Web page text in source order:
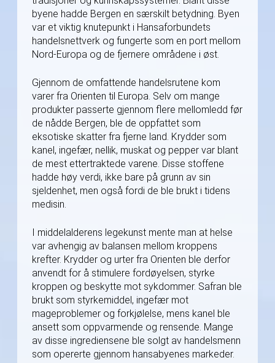
byene hadde Bergen en særskilt betydning. Byen
var et viktig knutepunkt i Hansaforbundets
handelsnettverk og fungerte som en port mellom
Nord-Europa og de fjernere områdene i øst.
Gjennom de omfattende handelsrutene kom
varer fra Orienten til Europa. Selv om mange
produkter passerte gjennom flere mellomledd før
de nådde Bergen, ble de oppfattet som
eksotiske skatter fra fjerne land. Krydder som
kanel, ingefær, nellik, muskat og pepper var blant
de mest ettertraktede varene. Disse stoffene
hadde høy verdi, ikke bare på grunn av sin
sjeldenhet, men også fordi de ble brukt i tidens
medisin.
I middelalderens legekunst mente man at helse
var avhengig av balansen mellom kroppens
krefter. Krydder og urter fra Orienten ble derfor
anvendt for å stimulere fordøyelsen, styrke
kroppen og beskytte mot sykdommer. Safran ble
brukt som styrkemiddel, ingefær mot
mageproblemer og forkjølelse, mens kanel ble
ansett som oppvarmende og rensende. Mange
av disse ingrediensene ble solgt av handelsmenn
som opererte gjennom hansabyenes markeder.